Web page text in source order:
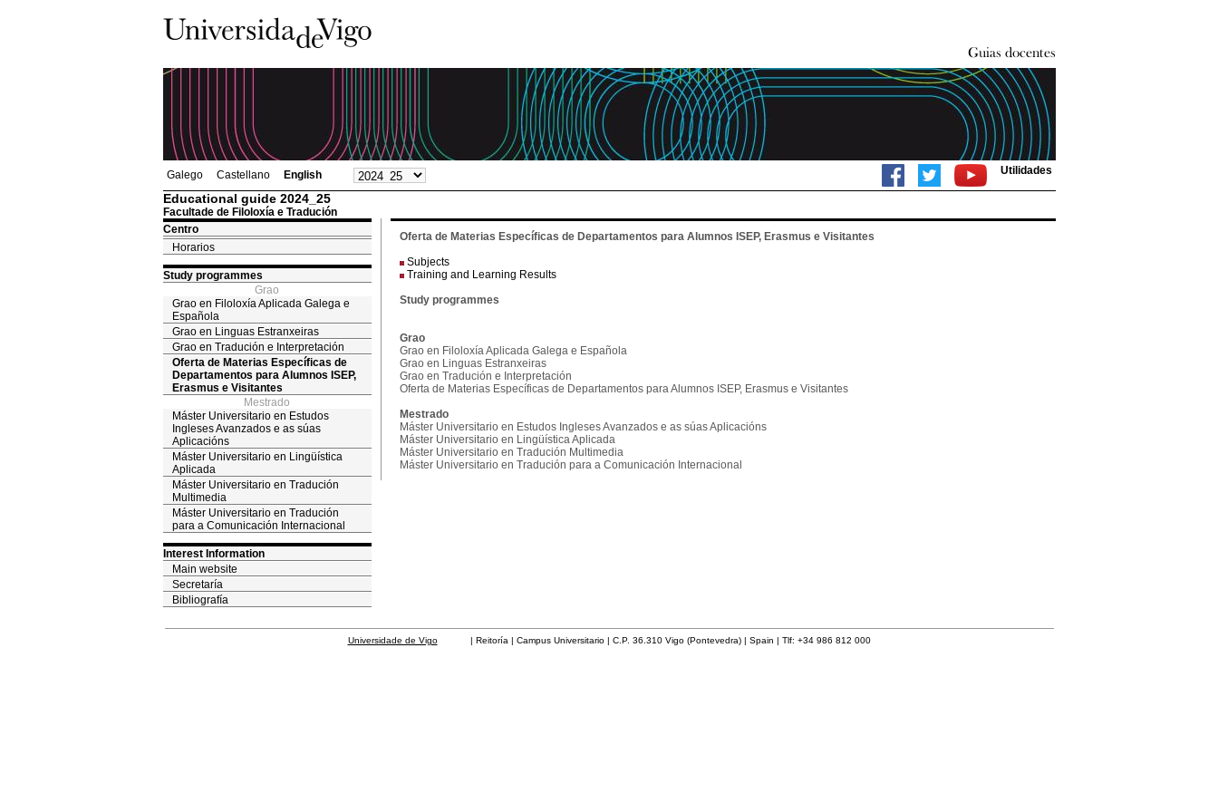
Galego Castellano English Utilidades
Educational guide 2024_25
Facultade de Filoloxía e Tradución
Centro
Horarios
Study programmes
Grao
Grao en Filoloxía Aplicada Galega e
Española
Grao en Linguas Estranxeiras
Grao en Tradución e Interpretación
Oferta de Materias Específicas de
Departamentos para Alumnos ISEP,
Erasmus e Visitantes
Mestrado
Máster Universitario en Estudos
Ingleses Avanzados e as súas
Aplicacións
Máster Universitario en Lingüística
Aplicada
Máster Universitario en Tradución
Multimedia
Máster Universitario en Tradución
para a Comunicación Internacional
Interest Information
Main website
Secretaría
Bibliografía
Oferta de Materias Específicas de Departamentos para Alumnos ISEP, Erasmus e Visitantes
Subjects
Training and Learning Results
Study programmes
Grao
Grao en Filoloxía Aplicada Galega e Española
Grao en Linguas Estranxeiras
Grao en Tradución e Interpretación
Oferta de Materias Específicas de Departamentos para Alumnos ISEP, Erasmus e Visitantes
Mestrado
Máster Universitario en Estudos Ingleses Avanzados e as súas Aplicacións
Máster Universitario en Lingüística Aplicada
Máster Universitario en Tradución Multimedia
Máster Universitario en Tradución para a Comunicación Internacional
Universidade de Vigo| Reitoría | Campus Universitario | C.P. 36.310 Vigo (Pontevedra) | Spain | Tlf: +34 986 812 000